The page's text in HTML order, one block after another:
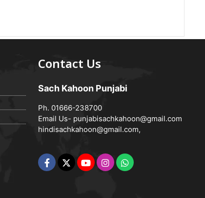
Contact Us
Sach Kahoon Punjabi
Ph. 01666-238700
Email Us- punjabisachkahoon@gmail.com
hindisachkahoon@gmail.com,